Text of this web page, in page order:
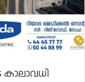
കാലാവധി